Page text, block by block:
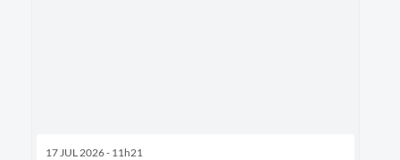
17 JUL 2026 - 11h21